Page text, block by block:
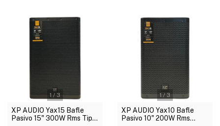
1/3
XP AUDIO Yax15 Bafle
Pasivo 15" 300W Rms Tipo
1/3
XP AUDIO Yax10 Bafle
Pasivo 10" 200W Rms